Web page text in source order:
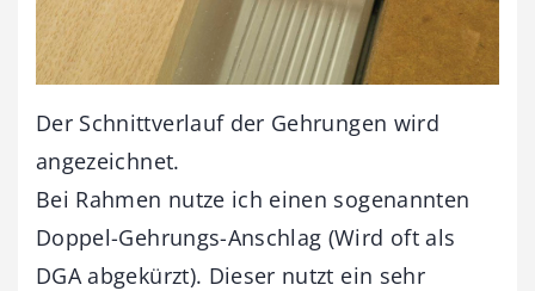
Der Schnittverlauf der Gehrungen wird
angezeichnet.
Bei Rahmen nutze ich einen sogenannten
Doppel-Gehrungs-Anschlag (Wird oft als
DGA abgekürzt). Dieser nutzt ein sehr